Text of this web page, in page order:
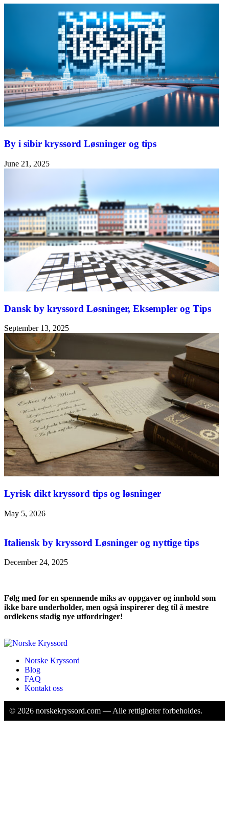
By i sibir kryssord Løsninger og tips
June 21, 2025
Dansk by kryssord Løsninger, Eksempler og Tips
September 13, 2025
Lyrisk dikt kryssord tips og løsninger
May 5, 2026
Italiensk by kryssord Løsninger og nyttige tips
December 24, 2025
Følg med for en spennende miks av oppgaver og innhold som
ikke bare underholder, men også inspirerer deg til å mestre
ordlekens stadig nye utfordringer!
Norske Kryssord
Blog
FAQ
Kontakt oss
© 2026 norskekryssord.com — Alle rettigheter forbeholdes.